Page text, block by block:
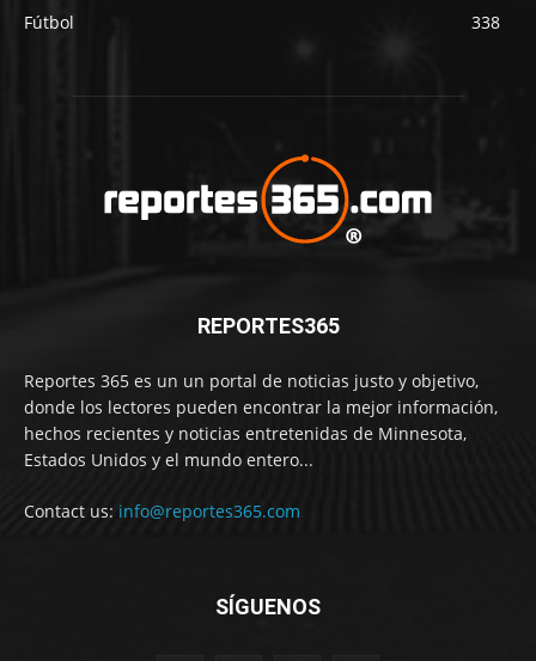
Fútbol
338
REPORTES365
Reportes 365 es un un portal de noticias justo y objetivo,
donde los lectores pueden encontrar la mejor información,
hechos recientes y noticias entretenidas de Minnesota,
Estados Unidos y el mundo entero...
Contact us: info@reportes365.com
SÍGUENOS